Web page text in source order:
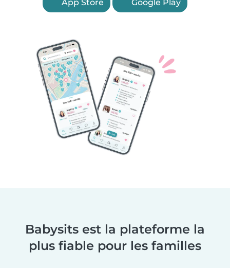
App Store Google Play
Babysits est la plateforme la
plus fiable pour les familles